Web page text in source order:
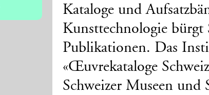
Kataloge und
Kunsttechnologie
Publikationen. Das
«Œuvrekataloge
Schweizer Museen